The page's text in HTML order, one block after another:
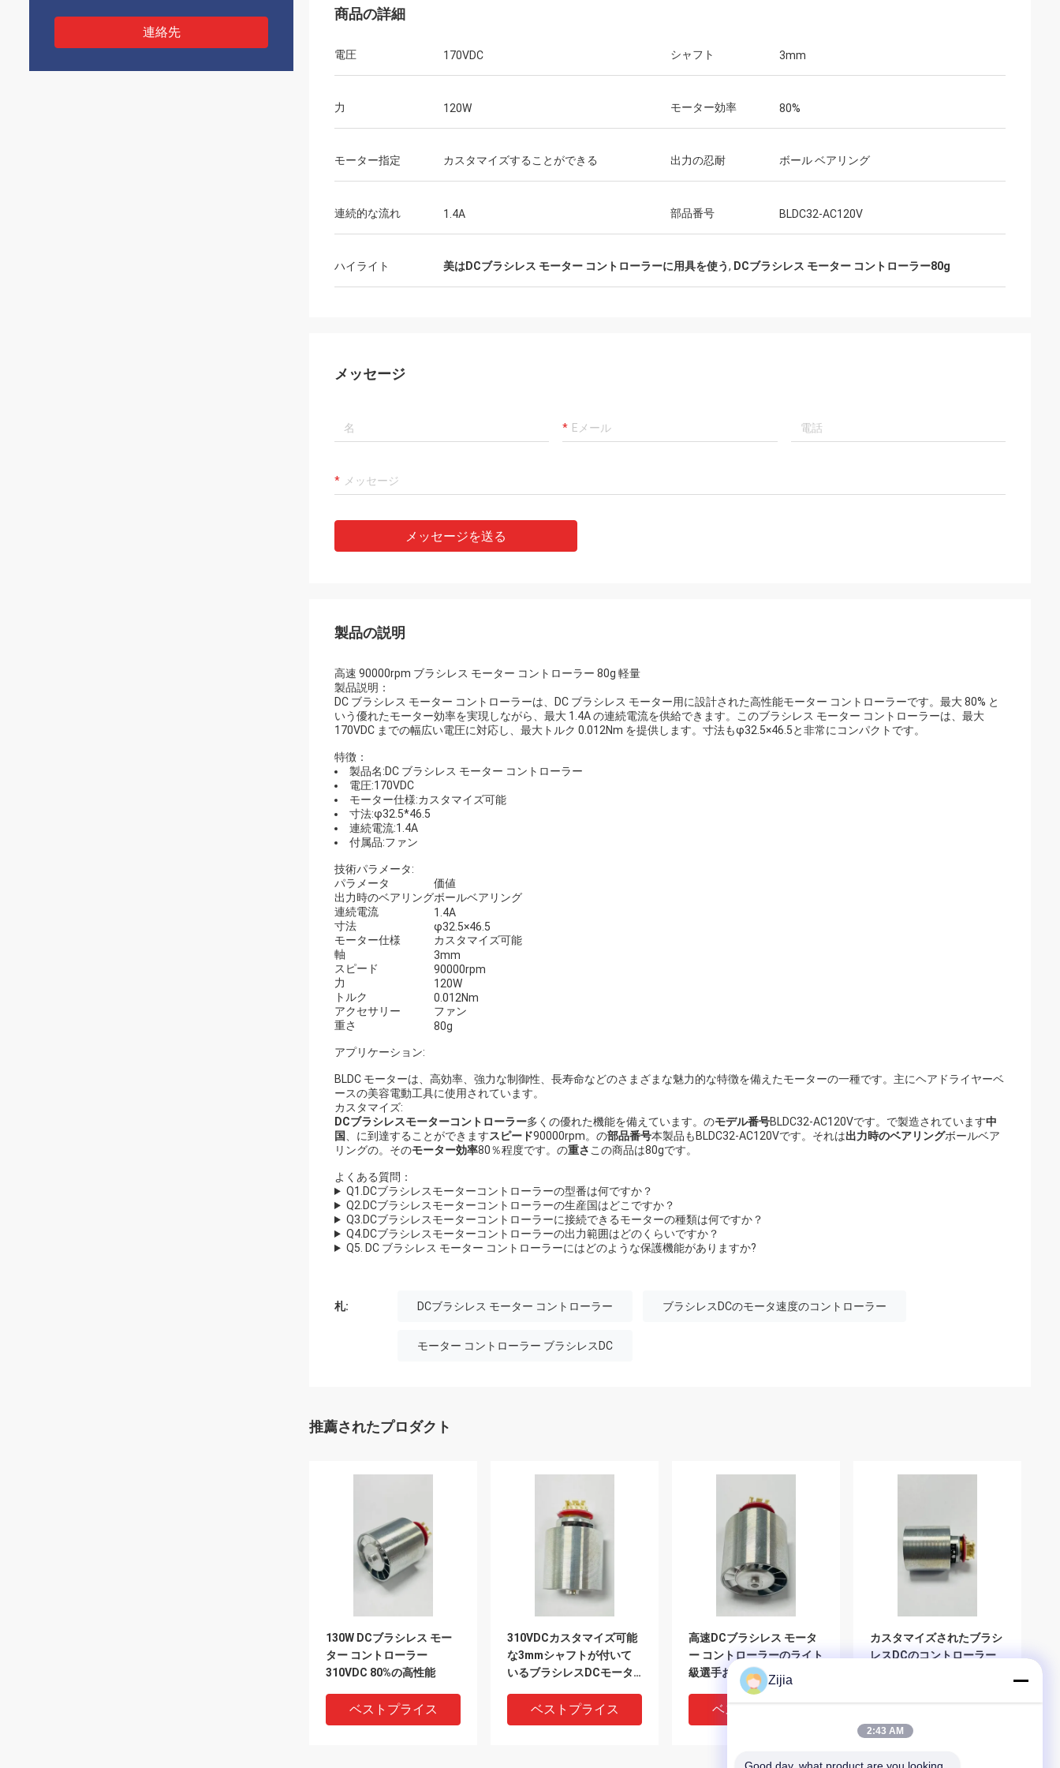
連絡先
商品の詳細
電圧 170VDC シャフト 3mm
力 120W モーター効率 80%
モーター指定 カスタマイズすることができる 出力の忍耐 ボール ベアリング
連続的な流れ 1.4A 部品番号 BLDC32-AC120V
ハイライト 美はDCブラシレス モーター コントローラーに用具を使う, DCブラシレス モーター コントローラー80g
メッセージ
メッセージを送る
製品の説明
高速 90000rpm ブラシレス モーター コントローラー 80g 軽量
製品説明：
DC ブラシレス モーター コントローラーは、DC ブラシレス モーター用に設計された高性能モーター コントローラーです。最大 80% と
いう優れたモーター効率を実現しながら、最大 1.4A の連続電流を供給できます。このブラシレス モーター コントローラーは、最大
170VDC までの幅広い電圧に対応し、最大トルク 0.012Nm を提供します。寸法もφ32.5×46.5と非常にコンパクトです。
特徴：
製品名:DC ブラシレス モーター コントローラー
電圧:170VDC
モーター仕様:カスタマイズ可能
寸法:φ32.5*46.5
連続電流:1.4A
付属品:ファン
技術パラメータ:
パラメータ
価値
出力時のベアリングボールベアリング
連続電流
1.4A
寸法
φ32.5×46.5
モーター仕様
カスタマイズ可能
軸
3mm
スピード
90000rpm
力
120W
トルク
0.012Nm
アクセサリー
ファン
重さ
80g
アプリケーション:
BLDC モーターは、高効率、強力な制御性、長寿命などのさまざまな魅力的な特徴を備えたモーターの一種です。主にヘアドライヤーベ
ースの美容電動工具に使用されています。
カスタマイズ:
DCブラシレスモーターコントローラー多くの優れた機能を備えています。のモデル番号BLDC32-AC120Vです。で製造されています中
国
、に到達することができますスピード90000rpm。の部品番号本製品もBLDC32-AC120Vです。それは出力時のベアリングボールベア
リングの。そのモーター効率80％程度です。の重さ この商品は80gです。
よくある質問：
Q1.DCブラシレスモーターコントローラーの型番は何ですか？
Q2.DCブラシレスモーターコントローラーの生産国はどこですか？
Q3.DCブラシレスモーターコントローラーに接続できるモーターの種類は何ですか？
Q4.DCブラシレスモーターコントローラーの出力範囲はどのくらいですか？
Q5. DC ブラシレス モーター コントローラーにはどのような保護機能がありますか?
札: DCブラシレス モーター コントローラー ブラシレスDCのモータ速度のコントローラー
モーター コントローラー ブラシレスDC
推薦されたプロダクト
130W DCブラシレス モー
ター コントローラー
310VDC 80%の高性能
ベストプライス
310VDCカスタマイズ可能
な3mmシャフトが付いて
いるブラシレスDCモータ
ベストプライス
高速DCブラシレス モータ
ー コントローラーのライト
級選手およびコンパクト
ベストプライス
カスタマイズされたブラシ
レスDCのコントローラー
Zijia
2:43 AM